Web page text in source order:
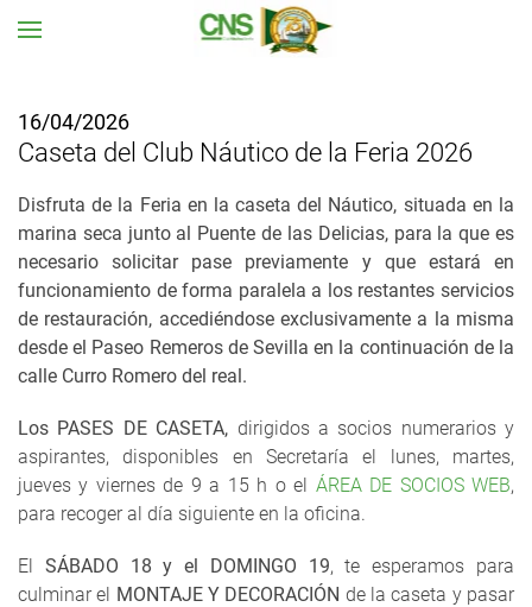
16/04/2026
Caseta del Club Náutico de la Feria 2026
Disfruta de la Feria en la caseta del Náutico, situada en la
marina seca junto al Puente de las Delicias, para la que es
necesario solicitar pase previamente y que estará en
funcionamiento de forma paralela a los restantes servicios
de restauración, accediéndose exclusivamente a la misma
desde el Paseo Remeros de Sevilla en la continuación de la
calle Curro Romero del real.
Los PASES DE CASETA, dirigidos a socios numerarios y
aspirantes, disponibles en Secretaría el lunes, martes,
jueves y viernes de 9 a 15 h o el ÁREA DE SOCIOS WEB,
para recoger al día siguiente en la oficina.
El SÁBADO 18 y el DOMINGO 19, te esperamos para
culminar el MONTAJE Y DECORACIÓN de la caseta y pasar